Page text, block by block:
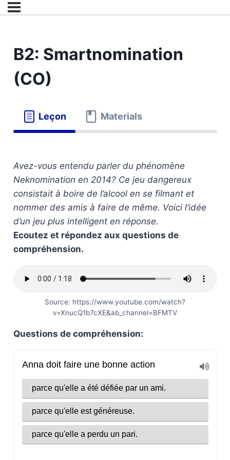
B2: Smartnomination
(CO)
Leçon Materials
Avez-vous entendu parler du phénomène
Neknomination en 2014? Ce jeu dangereux
consistait à boire de l’alcool en se filmant et
nommer des amis à faire de même. Voici l’idée
d’un jeu plus intelligent en réponse.
Ecoutez et répondez aux questions de
compréhension.
Source: https://www.youtube.com/watch?
v=XnucQ1b7cXE&ab_channel=BFMTV
Questions de compréhension: